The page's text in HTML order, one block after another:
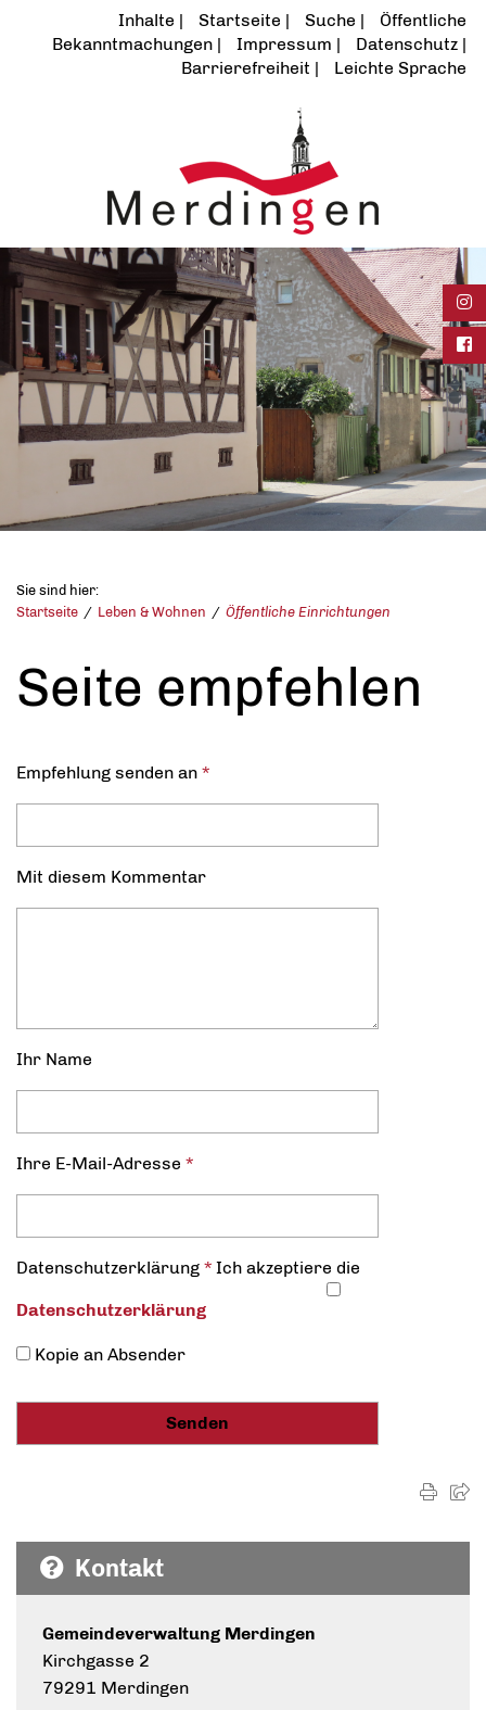
Inhalte Startseite Suche
Öffentliche
Bekanntmachungen
Impressum
Datenschutz
Barrierefreiheit
Leichte Sprache
Sie sind hier:
Startseite
Leben & Wohnen Öffentliche Einrichtungen
Seite empfehlen
Empfehlung senden an *
Mit diesem Kommentar
Ihr Name
Ihre E-Mail-Adresse *
Datenschutz­erklärung * Ich akzeptiere die
Datenschutz­erklärung
Kopie an Absender
Kontakt
Gemeindeverwaltung Merdingen
Kirchgasse 2
79291 Merdingen